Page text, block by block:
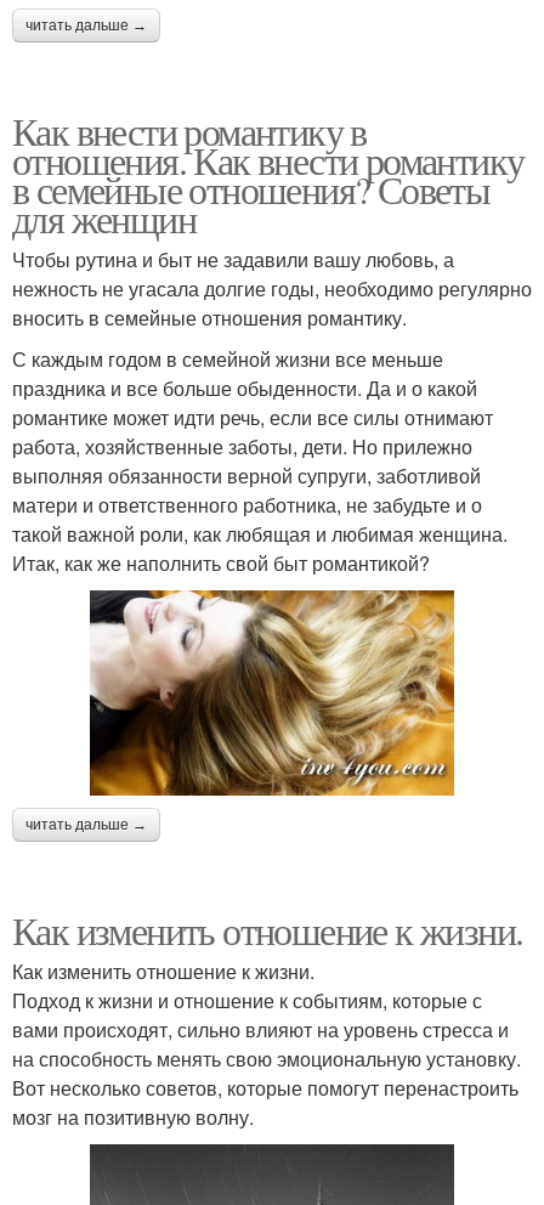
читать дальше →
Как внести романтику в
отношения. Как внести романтику
в семейные отношения? Советы
для женщин
Чтобы рутина и быт не задавили вашу любовь, а
нежность не угасала долгие годы, необходимо регулярно
вносить в семейные отношения романтику.
С каждым годом в семейной жизни все меньше
праздника и все больше обыденности. Да и о какой
романтике может идти речь, если все силы отнимают
работа, хозяйственные заботы, дети. Но прилежно
выполняя обязанности верной супруги, заботливой
матери и ответственного работника, не забудьте и о
такой важной роли, как любящая и любимая женщина.
Итак, как же наполнить свой быт романтикой?
читать дальше →
Как изменить отношение к жизни.
Как изменить отношение к жизни.
Подход к жизни и отношение к событиям, которые с
вами происходят, сильно влияют на уровень стресса и
на способность менять свою эмоциональную установку.
Вот несколько советов, которые помогут перенастроить
мозг на позитивную волну.